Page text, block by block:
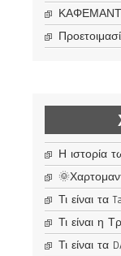
Η ιστορία
Τι είναι τα
Τι είναι η
Τι είναι τα